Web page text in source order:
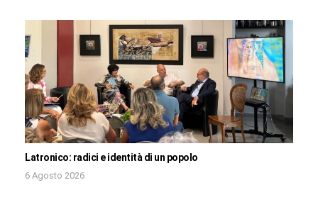
Latronico: radici e identità di un popolo
6 Agosto 2026